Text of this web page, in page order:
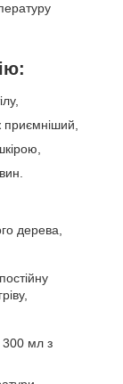
приємніший,
дерева,
300 мл з